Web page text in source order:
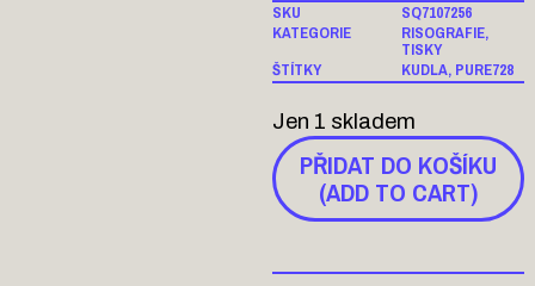
SKU
SQ7107256
KATEGORIE
RISOGRAFIE,
TISKY
ŠTÍTKY
KUDLA, PURE728
Jen 1 skladem
PŘIDAT DO KOŠÍKU
(ADD TO CART)